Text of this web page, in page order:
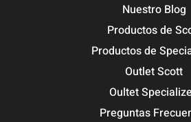
Nuestro Blog
Productos de
Productos de
Outlet Scott
Oultet
Preguntas